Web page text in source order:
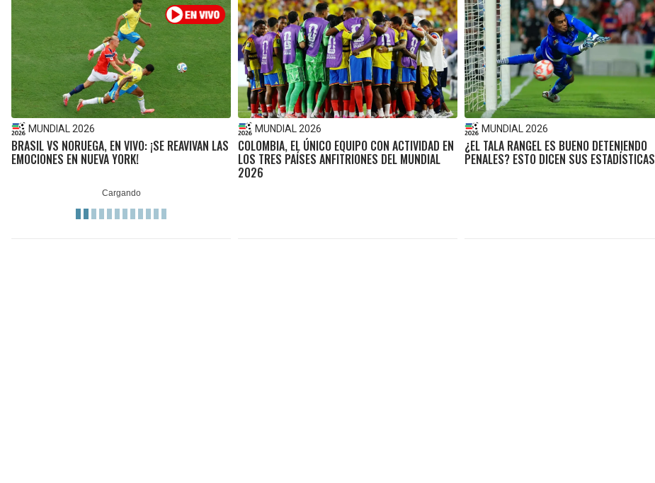
MUNDIAL 2026
BRASIL VS NORUEGA, EN VIVO: ¡SE REAVIVAN LAS
EMOCIONES EN NUEVA YORK!
MUNDIAL 2026
COLOMBIA, EL ÚNICO EQUIPO CON ACTIVIDAD EN
LOS TRES PAÍSES ANFITRIONES DEL MUNDIAL
2026
MUNDIAL 2026
¿EL TALA RANGEL ES BUENO DETENIENDO
PENALES? ESTO DICEN SUS ESTADÍSTICAS